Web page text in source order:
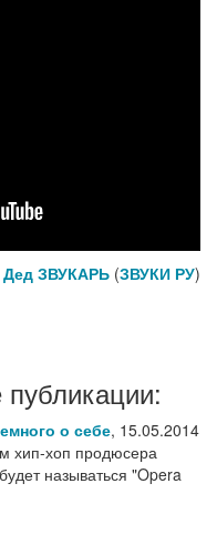
Дед ЗВУКАРЬ (ЗВУКИ РУ)
о себе, 15.05.2014
хип-хоп продюсера
называться "Opera